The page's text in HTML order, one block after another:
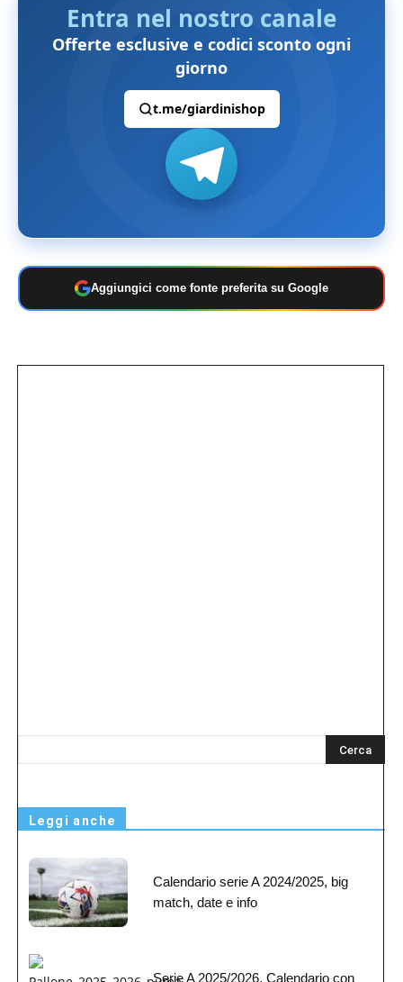
Entra nel nostro canale
Offerte esclusive e codici sconto ogni
giorno
t.me/giardinishop
Aggiungici come fonte preferita su Google
s
Leggi anche
Calendario serie A 2024/2025, big
match, date e info
Serie A 2025/2026, Calendario con